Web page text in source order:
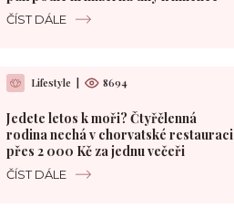
ČÍST DÁLE
Lifestyle 8694
Jedete letos k moři? Čtyřčlenná
rodina nechá v chorvatské restauraci
přes 2 000 Kč za jednu večeři
ČÍST DÁLE